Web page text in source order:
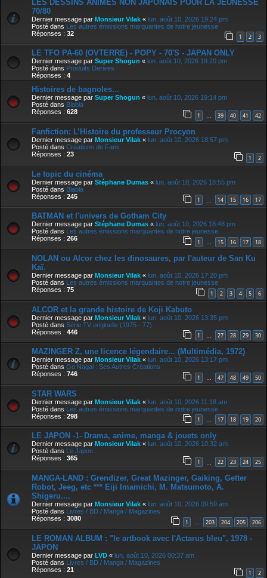
LES DESSINS ANIMÉS NON JAPONAIS POUR LA JEUNESSE
70/80
Dernier message par Monsieur Vilak « lun. août 10, 2026 19:24 pm
Posté dans Les autres émissions marquantes de notre jeunesse
Réponses : 32 1 2 3
LE TFO PA-60 (OVTERRE) - POPY - 70'S - JAPAN ONLY
Dernier message par Super Shogun « lun. août 10, 2026 19:20 pm
Posté dans Produits Derives
Réponses : 4
Histoires de bagnoles...
Dernier message par Super Shogun « lun. août 10, 2026 19:14 pm
Posté dans Blabla
Réponses : 628 1 … 39 40 41 42
Fanfiction: L’Histoire du professeur Procyon
Dernier message par Monsieur Vilak « lun. août 10, 2026 18:57 pm
Posté dans Creations de Fans
Réponses : 23 1 2
Le topic du cinéma
Dernier message par Stéphane Dumas « lun. août 10, 2026 18:55 pm
Posté dans Blabla
Réponses : 245 1 14 15 16 17
BATMAN et l'univers de Gotham City
Dernier message par Stéphane Dumas « lun. août 10, 2026 18:48 pm
Posté dans
Les autres émissions marquantes de notre jeunesse
Réponses : 266 1 … 15 16 17 18
NOLAN ou Alcor chez les dinosaures, par l'auteur de San Ku
Kaï.
Dernier message par Monsieur Vilak « lun. août 10, 2026 17:20 pm
Posté dans Les autres émissions marquantes de notre jeunesse
Réponses : 75 1 2 3 4 5 6
ALCOR et la grande histoire de Koji Kabuto
Dernier message par Monsieur Vilak « lun. août 10, 2026 13:35 pm
Posté dans Série TV originelle (1975 - 77)
Réponses : 446 1 27 28 29 30
MAZINGER Z, une licence légendaire... (Multimédia, 1972)
Dernier message par Monsieur Vilak « lun. août 10, 2026 13:17 pm
Posté dans Go Nagai : Ses Autres Créations
Réponses : 746 1 … 47 48 49 50
STAR WARS
Dernier message par Monsieur Vilak « lun. août 10, 2026 11:18 am
Posté dans Les autres émissions marquantes de notre jeunesse
Réponses : 298 1 17 18 19 20
LE JAPON -1- Drama, anime, manga & jouets only
Dernier message par Monsieur Vilak « lun. août 10, 2026 10:32 am
Posté dans Le Japon :
Réponses : 365 1 22 23 24 25
MANGA-LAND : Grendizer, Great Mazinger, Gaiking, Getter
Robot, Jeeg, etc *** Eiji Imamichi, M. Matsumoto, A.
Shigeru....
Dernier message par Monsieur Vilak « lun. août 10, 2026 09:59 am
Posté dans Livres / BD / Manga / Magazines
Réponses : 3080 1 … 203 204 205 206
LE ROMAN ALBUM : "le artbook avec l'Actarus bleu", 1978 -
JAPON
Dernier message par LVD « lun. août 10, 2026 00:37 am
Posté dans Livres / BD / Manga / Magazines
Réponses : 21 1 2